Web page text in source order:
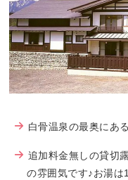
白骨温泉の最奥にあ
追加料金無しの貸切
の雰囲気です♪お湯は